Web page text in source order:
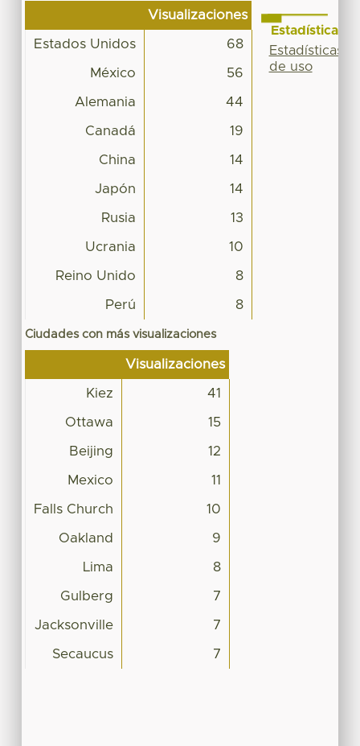
Visualizaciones
Estados Unidos 68
México 56
Alemania 44
Canadá 19
China 14
Japón 14
Rusia 13
Ucrania 10
Reino Unido 8
Perú 8
Ciudades con más visualizaciones
Visualizaciones
Kiez 41
Ottawa 15
Beijing 12
Mexico 11
Falls Church 10
Oakland 9
Lima 8
Gulberg 7
Jacksonville 7
Secaucus 7
Estadísticas
Estadísticas
de uso